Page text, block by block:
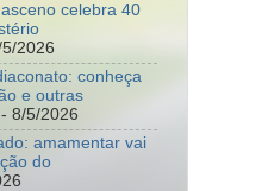
celebra 40
2026
conheça
e outras
- 8/5/2026
amamentar vai
do